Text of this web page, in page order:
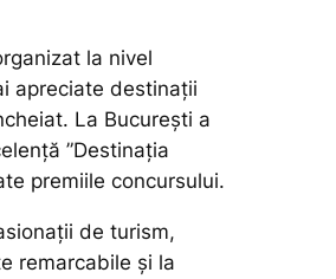
la nivel
apreciate destinații
La București a
”Destinația
premiile concursului.
de turism,
remarcabile și la